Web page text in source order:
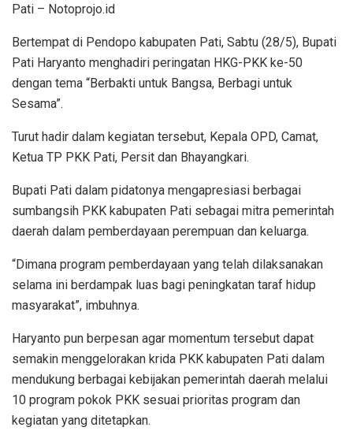
Pati – Notoprojo.id
Bertempat di Pendopo kabupaten Pati, Sabtu (28/5), Bupati
Pati Haryanto menghadiri peringatan HKG-PKK ke-50
dengan tema “Berbakti untuk Bangsa, Berbagi untuk
Sesama”.
Turut hadir dalam kegiatan tersebut, Kepala OPD, Camat,
Ketua TP PKK Pati, Persit dan Bhayangkari.
Bupati Pati dalam pidatonya mengapresiasi berbagai
sumbangsih PKK kabupaten Pati sebagai mitra pemerintah
daerah dalam pemberdayaan perempuan dan keluarga.
“Dimana program pemberdayaan yang telah dilaksanakan
selama ini berdampak luas bagi peningkatan taraf hidup
masyarakat”, imbuhnya.
Haryanto pun berpesan agar momentum tersebut dapat
semakin menggelorakan krida PKK kabupaten Pati dalam
mendukung berbagai kebijakan pemerintah daerah melalui
10 program pokok PKK sesuai prioritas program dan
kegiatan yang ditetapkan.